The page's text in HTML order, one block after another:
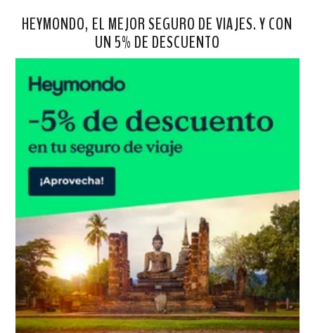
HEYMONDO, EL MEJOR SEGURO DE VIAJES. Y CON
UN 5% DE DESCUENTO